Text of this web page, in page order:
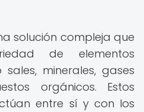
solución compleja que
de elementos
sales, minerales, gases
orgánicos. Estos
entre sí y con los